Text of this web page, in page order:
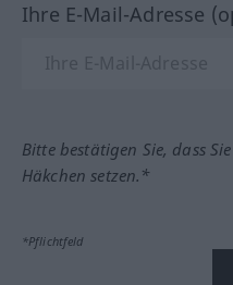
Ihre E-Mail-Adresse
Bitte bestätigen Sie, dass
Häkchen setzen.*
*Pflichtfeld